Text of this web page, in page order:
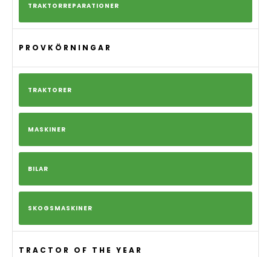
TRAKTORREPARATIONER
PROVKÖRNINGAR
TRAKTORER
MASKINER
BILAR
SKOGSMASKINER
TRACTOR OF THE YEAR